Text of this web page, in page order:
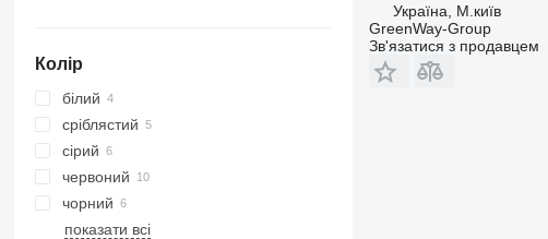
Колір
білий
сріблястий
сірий
червоний
чорний
показати всі
Україна, М.київ
GreenWay-Group
Зв'язатися з продавцем